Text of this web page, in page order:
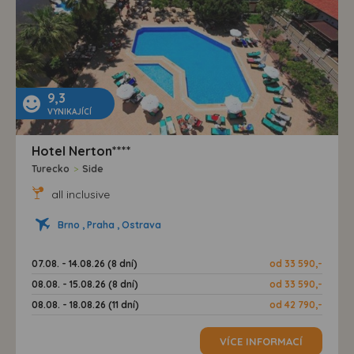
9,3
VYNIKAJÍCÍ
Hotel Nerton****
Turecko > Side
all inclusive
Brno , Praha , Ostrava
07.08. - 14.08.26 (8 dní)
od 33 590,-
08.08. - 15.08.26 (8 dní)
od 33 590,-
08.08. - 18.08.26 (11 dní)
od 42 790,-
VÍCE INFORMACÍ